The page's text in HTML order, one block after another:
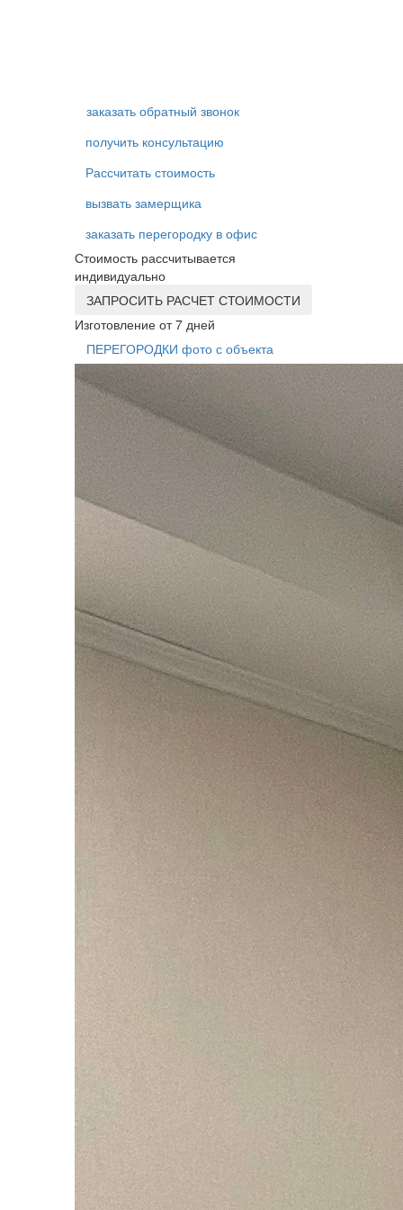
заказать обратный звонок
получить консультацию
Рассчитать стоимость
вызвать замерщика
заказать перегородку в офис
Стоимость рассчитывается
индивидуально
ЗАПРОСИТЬ РАСЧЕТ СТОИМОСТИ
Изготовление от 7 дней
ПЕРЕГОРОДКИ фото с объекта